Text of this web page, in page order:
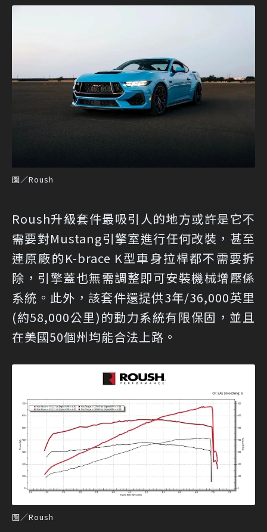
圖／Roush
Roush升級套件最吸引人的地方或許是它不
需要對Mustang引擎室進行任何改裝，甚至
連原廠的K-brace K型車身拉桿都不需要拆
除，引擎蓋也無需調整即可安裝機械增壓係
系統。此外，該套件還提供3年/36,000英里
(約58,000公里)的動力系統有限保固，並且
在美國50個州均能合法上路。
圖／Roush